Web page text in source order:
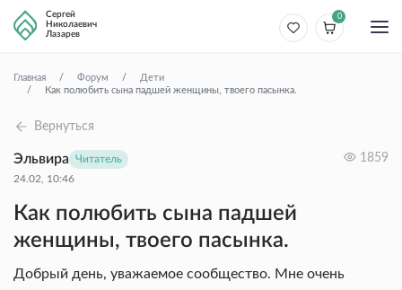
Сергей
Николаевич
Лазарев
0
Главная Форум
Дети
Как полюбить сына падшей женщины, твоего пасынка.
Вернуться
Эльвира
Читатель
24.02, 10:46
1859
Как полюбить сына падшей
женщины, твоего пасынка.
Добрый день, уважаемое сообщество. Мне очень